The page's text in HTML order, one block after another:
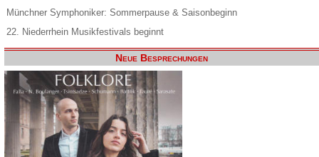
Münchner Symphoniker: Sommerpause & Saisonbeginn
22. Niederrhein Musikfestivals beginnt
Neue Besprechungen